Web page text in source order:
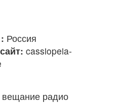
Россия
cassiopeia-
вещание радио